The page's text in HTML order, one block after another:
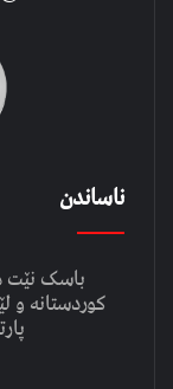
ناساندن
باسک نێت
کوردستانە و